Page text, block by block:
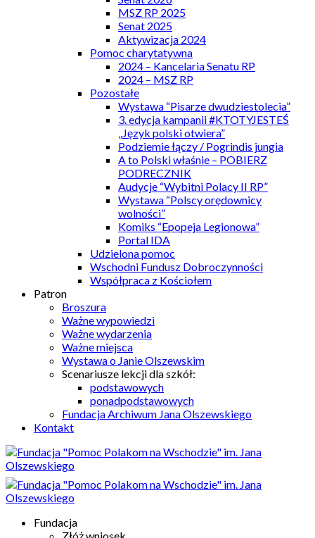
MSZ RP 2025
Senat 2025
Aktywizacja 2024
Pomoc charytatywna
2024 – Kancelaria Senatu RP
2024 – MSZ RP
Pozostałe
Wystawa “Pisarze dwudziestolecia”
3. edycja kampanii #KTOTYJESTEŚ
„Język polski otwiera”
Podziemie łączy / Pogrindis jungia
A to Polski właśnie – POBIERZ
PODRECZNIK
Audycje “Wybitni Polacy II RP”
Wystawa “Polscy orędownicy
wolności”
Komiks “Epopeja Legionowa”
Portal IDA
Udzielona pomoc
Wschodni Fundusz Dobroczynności
Współpraca z Kościołem
Patron
Broszura
Ważne wypowiedzi
Ważne wydarzenia
Ważne miejsca
Wystawa o Janie Olszewskim
Scenariusze lekcji dla szkół:
podstawowych
ponadpodstawowych
Fundacja Archiwum Jana Olszewskiego
Kontakt
Fundacja